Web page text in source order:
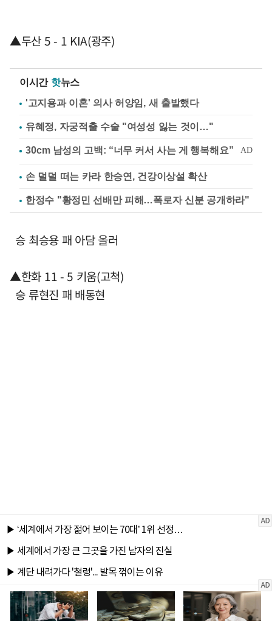
▲두산 5 - 1 KIA(광주)
이시간 핫뉴스
'고지용과 이혼' 의사 허양임, 새 출발했다
유혜정, 자궁적출 수술 "여성성 잃는 것이…"
손 덜덜 떠는 카라 한승연, 건강이상설 확산
한정수 "황정민 선배만 피해…폭로자 신분 공개하라"
승 최승용 패 아담 올러
▲한화 11 - 5 키움(고척)
승 류현진 패 배동현